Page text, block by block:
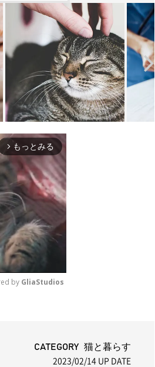
arrow_forward_ios もっとみる
by GliaStudios
CATEGORY 猫と暮らす
2023/02/14 UP DATE